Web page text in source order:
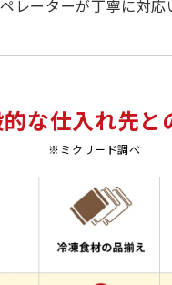
レーターが丁寧に対応
な仕入れ先と
※ミクリード調べ